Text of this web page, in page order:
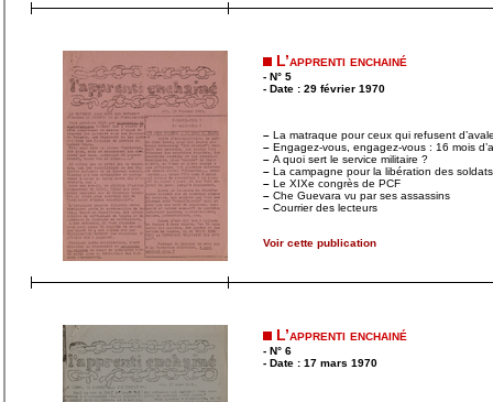
L’apprenti enchainé
- N° 5
- Date : 29 février 1970
– La matraque pour ceux qui refusent
– Engagez-vous, engagez-vous : 16 mois
– A quoi sert le service militaire ?
– La campagne pour la libération des
– Le XIXe congrès de PCF
– Che Guevara vu par ses assassins
– Courrier des lecteurs
Voir cette publication
L’apprenti enchainé
- N° 6
- Date : 17 mars 1970